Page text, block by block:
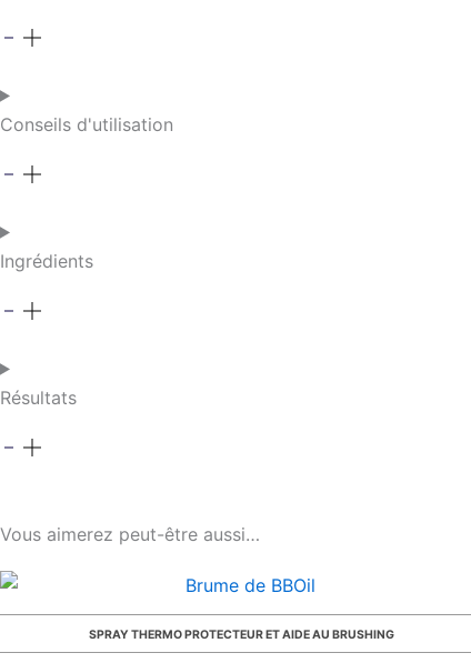
Conseils d'utilisation
Ingrédients
Résultats
Vous aimerez peut-être aussi…
SPRAY THERMO PROTECTEUR ET AIDE AU BRUSHING